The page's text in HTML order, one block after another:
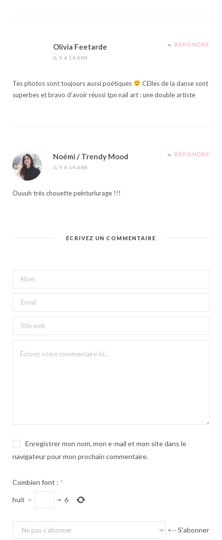
Olivia Feetarde
IL Y A 14 ANS
RÉPONDRE
Tes photos sont toujours aussi poétiques
CElles de la danse sont
superbes et bravo d’avoir réussi tpn nail art : une double artiste
Noémi / Trendy Mood
IL Y A 14 ANS
RÉPONDRE
Ouuuh très chouette peinturlurage !!!
ÉCRIVEZ UN COMMENTAIRE
Enregistrer mon nom, mon e-mail et mon site dans le
navigateur pour mon prochain commentaire.
Combien font : *
huit − = 6
<-- S'abonner